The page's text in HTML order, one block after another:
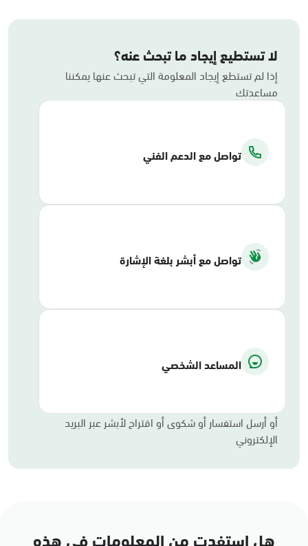
لا تستطيع إيجاد ما تبحث عنه؟
إذا لم تستطع إيجاد المعلومة التي تبحث عنها يمكننا
مساعدتك
تواصل مع الدعم الفني
تواصل مع أبشر بلغة الإشارة
المساعد الشخصي
أو أرسل استفسار أو شكوى أو اقتراح لأبشر عبر البريد
الإلكتروني
هل استفدت من المعلومات في هذه